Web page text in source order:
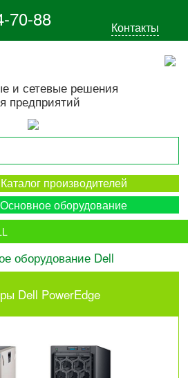
70-88 Контакты
и сетевые решения
предприятий
Каталог производителей
Основное оборудование
оборудование Dell
Dell PowerEdge